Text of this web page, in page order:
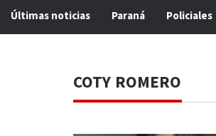
Últimas noticias Paraná Policiales
COTY ROMERO